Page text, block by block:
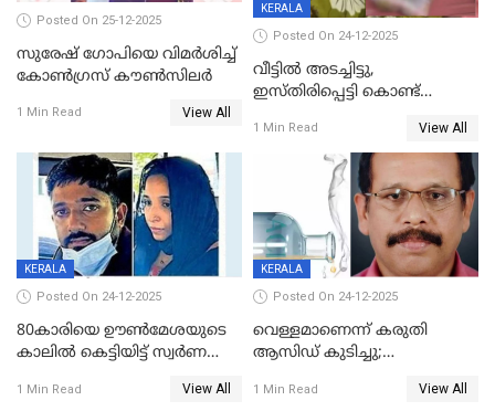
Posted On 25-12-2025
സുരേഷ് ഗോപിയെ വിമര്‍ശിച്ച്
കോണ്‍ഗ്രസ് കൗണ്‍സിലര്‍
1 Min Read View All
KERALA
Posted On 24-12-2025
വീട്ടിൽ അടച്ചിട്ടു,
ഇസ്തിരിപ്പെട്ടി കൊണ്ട്
ഗർഭിണിയായ യുവതിക്ക് ക്രൂര
1 Min Read View All
KERALA
Posted On 24-12-2025
80കാരിയെ ഊൺമേശയുടെ
കാലിൽ കെട്ടിയിട്ട് സ്വർണവും
കൊച്ചുമകനും സുഹൃത്തും
1 Min Read View All
KERALA
Posted On 24-12-2025
വെള്ളമാണെന്ന് കരുതി
ആസിഡ് കുടിച്ചു;
മരിച്ചു
1 Min Read View All